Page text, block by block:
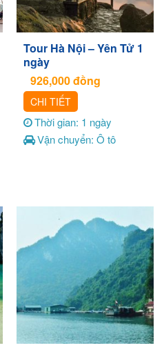
Tour Hà Nội – Yên Tử 1
ngày
926,000đồng
CHI TIẾT
Thời gian: 1 ngày
Vận chuyển: Ô tô